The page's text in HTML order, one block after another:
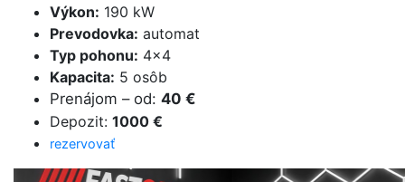
Výkon: 190 kW
Prevodovka: automat
Typ pohonu: 4×4
Kapacita: 5 osôb
Prenájom – od: 40 €
Depozit: 1000 €
rezervovať